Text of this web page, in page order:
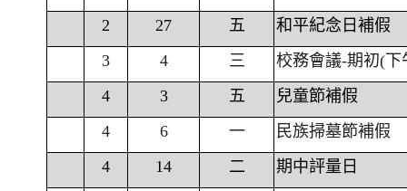
2
27 五
和平紀念日補假
3
4 三
校務會議-期初(下
4
3 五
兒童節補假
4
6 一
民族掃墓節補假
4
14 二
期中評量日